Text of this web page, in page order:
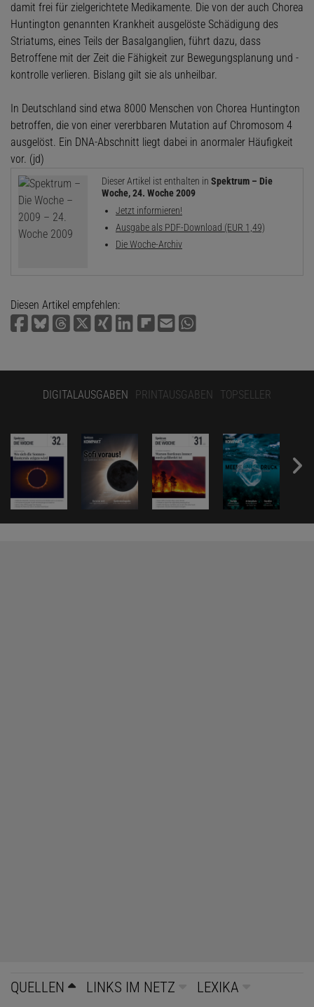
damit frei für zielgerichtete Medikamente. Die von der auch Chorea
Huntington genannten Krankheit ausgelöste Schädigung des
Striatums, eines Teils der Basalganglien, führt dazu, dass
Betroffene mit der Zeit die Fähigkeit zur Bewegungsplanung und -
kontrolle verlieren. Bislang gilt sie als unheilbar.
In Deutschland sind etwa 8000 Menschen von Chorea Huntington
betroffen, die von einer vererbbaren Mutation auf Chromosom 4
ausgelöst. Ein DNA-Abschnitt liegt dabei in anormaler Häufigkeit
vor. (jd)
Dieser Artikel ist enthalten in Spektrum – Die
Woche, 24. Woche 2009
Jetzt informieren!
Ausgabe als PDF-Download (EUR 1,49)
Die Woche-Archiv
Diesen Artikel empfehlen:
DIGITALAUSGABEN PRINTAUSGABEN TOPSELLER
QUELLEN LINKS IM NETZ LEXIKA